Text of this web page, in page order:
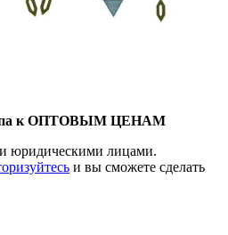
к ОПТОВЫМ ЦЕНАМ
юридическими лицами.
и вы сможете сделать